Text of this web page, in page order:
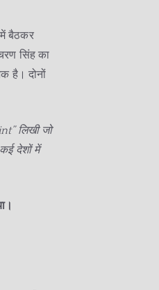
में बैठकर
सिंह का
है। दोनों
लिखी जो
देशों में